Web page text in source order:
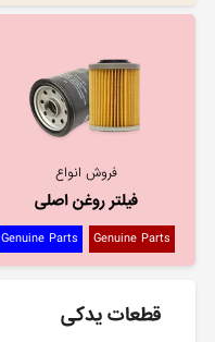
فروش انواع
فیلتر روغن اصلی
Genuine Parts
Genuine Parts
قطعات یدکی